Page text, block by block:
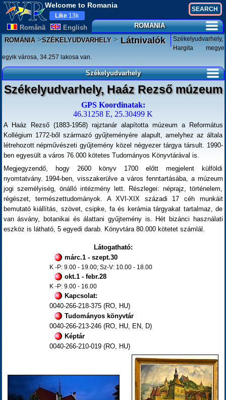
Welcome to Romania
Românã English
Like 13k
ROMANIA
ROMÁNIA>SZÉKELYUDVARHELY>Látnivalók
Székelyudvarhely,
Hargita megye
egyik városa, 34.257 lakosa van.
Székelyudvarhely
Székelyudvarhely, Haáz Rezső múzeum
GPS Koordinatak:
46.31258 E, 25.30499 K
A Haáz Rezső (1883-1958) rajztanár alapította múzeum a Református
Kollégium 1772-ből származó gyűjteményére alapult, amelyhez az általa
létrehozott népművészeti gyűjtemény közel négyezer tárgya társult. 1990-
ben egyesült a város 76.000 kötetes Tudományos Könyvtárával is.
Megjegyzendő, hogy 2600 könyv 1700 előtt megjelent külföldi
nyomtatvány. 1994-ben, visszakerülve a város fenntartásába, a múzeum
jogi személyiség, önálló intézmény lett. Részlegei: néprajz, történelem,
régészet, természettudományok. A XVI-XIX századi 17 céh munkáit
bemutató kiállítás, szövet, csipke, fa és kerámia tárgyakat tartalmaz, de
van ásvány, botanikai és álattani gyűjtemény is. Hét bizánci használati
eszköz is látható, 5 egyedi darab. Könyvtára 80.000 kötetet számlál.
Látogatható:
márc.1 - szept.30
K -P: 9.00 - 19.00; Sz-V: 10.00 - 18.00
okt.1 - febr.28
K -P: 9.00 - 16.00
Kapcsolat:
0040-266-218-375 (RO, HU)
Tudományos könyvtár
0040-266-213-246 (RO, HU, EN, D)
Képtár
0040-266-210-019 (RO, HU)